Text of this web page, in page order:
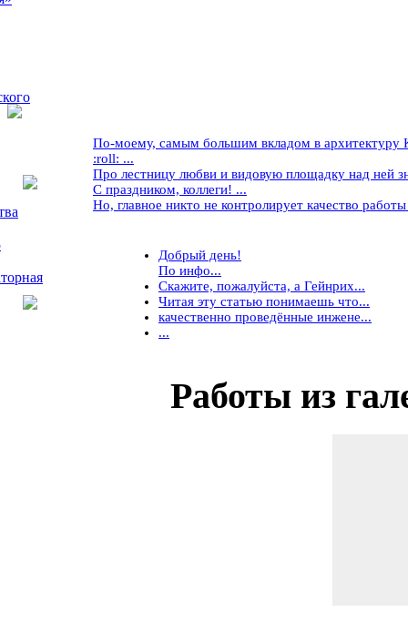
По-моему, самым большим вкладом в архитектуру
:roll: ...
Про лестницу любви и видовую площадку над ней
С праздником, коллеги! ...
Но, главное никто не контролирует качество
Добрый день!
По инфо...
Скажите, пожалуйста, а Гейнрих...
Читая эту статью понимаешь что...
качественно проведённые инжене...
...
Работыиз